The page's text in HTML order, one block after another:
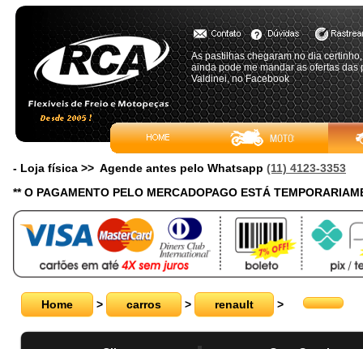
As pastilhas chegaram no dia
ainda pode me mandar as ofertas
Valdinei, no Facebook
- Loja física >> Agende antes pelo Whatsapp (11) 4123-3353
** O PAGAMENTO PELO MERCADOPAGO ESTÁ
Home > carros > renault >